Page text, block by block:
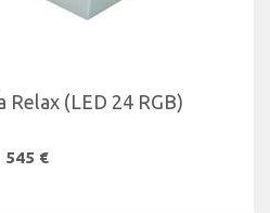
Relax (LED 24 RGB)
545 €